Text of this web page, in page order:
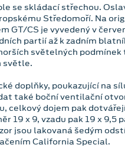
se skládací střechou.
Středomoří. Na
GT/CS je vyvedený v
partií až k zadním
světelných podmínek
světle.
doplňky, poukazující na
také boční ventilační
celkový dojem pak
19 x 9, vzadu pak 19 x 9,5
jsou lakovaná šedým
California Special.